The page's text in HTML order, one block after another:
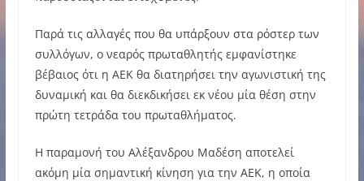
Παρά τις αλλαγές που θα υπάρξουν στα ρόστερ των
συλλόγων, ο νεαρός πρωταθλητής εμφανίστηκε
βέβαιος ότι η ΑΕΚ θα διατηρήσει την αγωνιστική της
δυναμική και θα διεκδικήσει εκ νέου μία θέση στην
πρώτη τετράδα του πρωταθλήματος.
Η παραμονή του Αλέξανδρου Μαδέση αποτελεί
ακόμη μία σημαντική κίνηση για την ΑΕΚ, η οποία